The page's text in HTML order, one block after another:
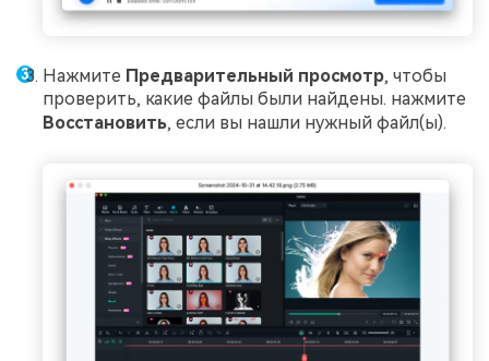
Нажмите Предварительный просмотр, чтобы
проверить, какие файлы были найдены. нажмите
Восстановить, если вы нашли нужный файл(ы).